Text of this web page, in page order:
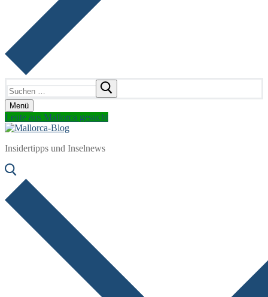
nach:
Menü
Leute aus Mallorca gesucht
Insidertipps und Inselnews